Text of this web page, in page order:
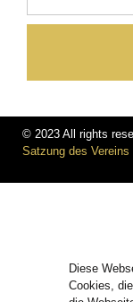
© 2023 All rights
Satzung des Vereins
Diese
Cookies,